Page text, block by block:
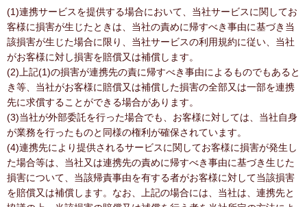
(1)連携サービスを提供する場合において、当社サービスに関してお
客様に損害が生じたときは、当社の責めに帰すべき事由に基づき当
該損害が生じた場合に限り、当社サービスの利用規約に従い、当社
がお客様に対し損害を賠償又は補償します。
(2)上記(1)の損害が連携先の責に帰すべき事由によるものでもあると
き等、当社がお客様に賠償又は補償した損害の全部又は一部を連携
先に求償することができる場合があります。
(3)当社が外部委託を行った場合でも、お客様に対しては、当社自身
が業務を行ったものと同様の権利が確保されています。
(4)連携先により提供されるサービスに関してお客様に損害が発生し
た場合等は、当社又は連携先の責めに帰すべき事由に基づき生じた
損害について、当該帰責事由を有する者がお客様に対して当該損害
を賠償又は補償します。なお、上記の場合には、当社は、連携先と